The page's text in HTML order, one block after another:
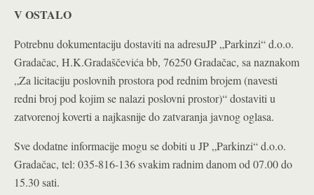
V OSTALO
Potrebnu dokumentaciju dostaviti na adresuJP „Parkinzi“ d.o.o.
Gradačac, H.K.Gradaščevića bb, 76250 Gradačac, sa naznakom
„Za licitaciju poslovnih prostora pod rednim brojem (navesti
redni broj pod kojim se nalazi poslovni prostor)“ dostaviti u
zatvorenoj koverti a najkasnije do zatvaranja javnog oglasa.
Sve dodatne informacije mogu se dobiti u JP „Parkinzi“ d.o.o.
Gradačac, tel: 035-816-136 svakim radnim danom od 07.00 do
15.30 sati.